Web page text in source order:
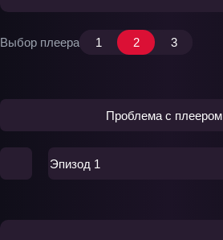
Выбор плеера 1 2 3
Проблема с плеером
Эпизод 1